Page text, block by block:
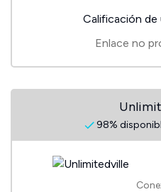
Calificación de
Enlace no
98%